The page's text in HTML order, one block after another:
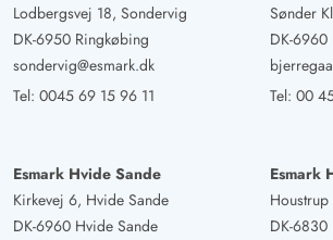
Lodbergsvej 18, Sondervig
DK-6950 Ringkøbing
sondervig@esmark.dk
Tel: 0045 69 15 96 11
Sønder
DK-6960
Tel: 00
Esmark Hvide Sande
Kirkevej 6, Hvide Sande
DK-6960 Hvide Sande
Esmark
DK-